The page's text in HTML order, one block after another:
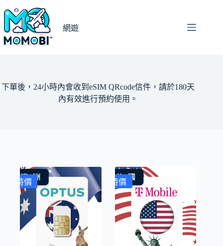
主
要
網遊
下單後，24小時內會收到eSIM QRcode信件，請於180天
內有效進行預約使用。
特價 特價